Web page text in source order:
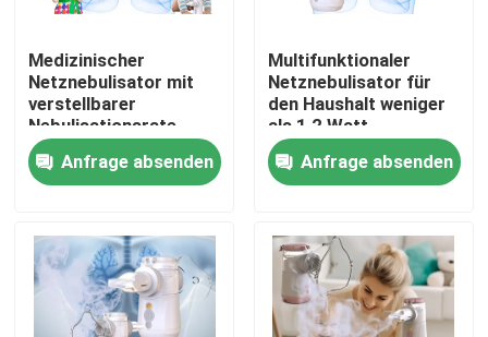
Kontakt US
Nachrichten
Fälle
Tragbarer Mesh Nebulizer
Mesh Nebulizer Machine
Medizinischer
Netznebulisator mit
verstellbarer
Nebulisationsrate
Anfrage absenden
Multifunktionaler
Netznebulisator für
den Haushalt weniger
als 1,2 Watt
Anfrage absenden